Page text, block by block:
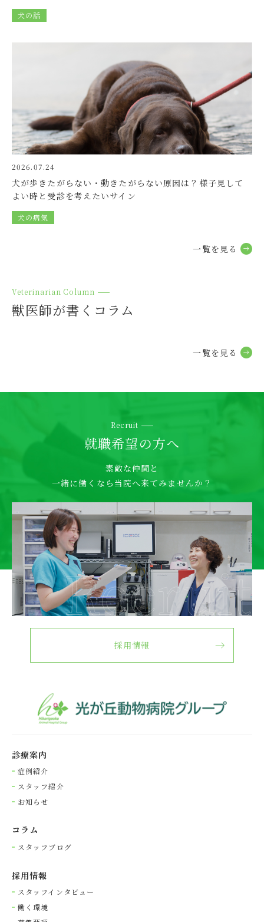
2024.10.10
練馬本院 池田先生の出勤時間のお知らせ
2024.10.07 グループ
ノミマダニ予防薬
2024.10.01 とくまる
「デンタルバイオ」「オーラベット」クーポンのお知らせ
2024.09.20 グループ
アンチノールクーポンのお知らせ
グループ
イヤークリーナークーポンのお知らせ
2024.08.31
【とくまる】9月時間短縮のお知らせ
2024.08.27 とくまる
【とくまる】8月時間短縮追加のお知らせ
2024.08.26 グループ
薬用シャンプー剤クーポンのお知らせ
グループ
初回会員登録料半額クーポンのお知らせ
2024.08.12
はみがきクーポンのお知らせ
イヤークリーナークーポンのお知らせ
2024.08.02
2024.08.02
2024.07.29 グループ
ワンクリーンクーポンのお知らせ
犬の話
2026.07.24
犬が歩きたがらない・動きたがらない原因は？様子見して
よい時と受診を考えたいサイン
犬の病気
一覧を⾒る
Veterinarian Column
獣医師が書くコラム
一覧を⾒る
Recruit
就職希望の⽅へ
素敵な仲間と
⼀緒に働くなら当院へ来てみませんか？
採⽤情報
診療案内
症例紹介
スタッフ紹介
お知らせ
コラム
スタッフブログ
採⽤情報
スタッフインタビュー
働く環境